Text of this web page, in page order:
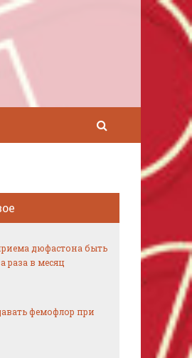
дюфастона быть
раза в месяц
фемофлор при